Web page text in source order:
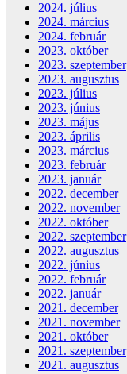
2024. július
2024. március
2024. február
2023. október
2023. szeptember
2023. augusztus
2023. július
2023. június
2023. május
2023. április
2023. március
2023. február
2023. január
2022. december
2022. november
2022. október
2022. szeptember
2022. augusztus
2022. június
2022. február
2022. január
2021. december
2021. november
2021. október
2021. szeptember
2021. augusztus